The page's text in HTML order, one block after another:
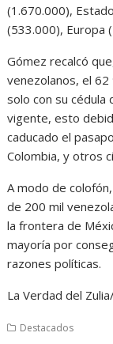
(1.670.000),
(533.000), Europa
Gómez recalcó
venezolanos, el
solo con su cédula
vigente, esto
caducado el
Colombia, y otros
A modo de
de 200 mil
la frontera de
mayoría por
razones políticas.
La Verdad del
Destacados